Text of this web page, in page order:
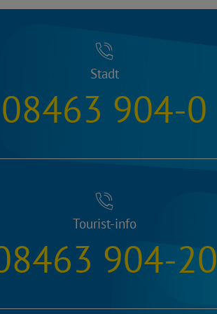
Stadt
08463 904-0
Tourist-info
904-20